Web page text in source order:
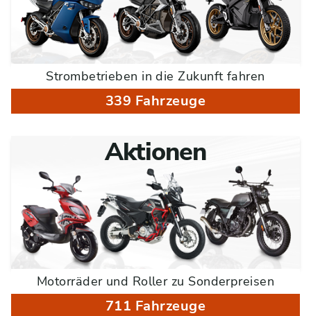
Strombetrieben in die Zukunft fahren
339 Fahrzeuge
Aktionen
Motorräder und Roller zu Sonderpreisen
711 Fahrzeuge